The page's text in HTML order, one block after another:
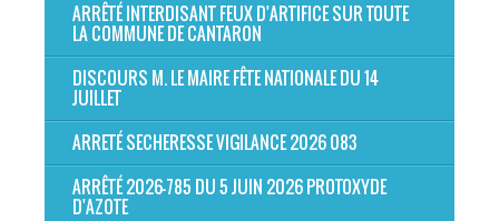
ARRÊTÉ INTERDISANT FEUX D'ARTIFICE SUR TOUTE
LA COMMUNE DE CANTARON
DISCOURS M. LE MAIRE FÊTE NATIONALE DU 14
JUILLET
ARRETÉ SECHERESSE VIGILANCE 2026 083
ARRÊTÉ 2026-785 DU 5 JUIN 2026 PROTOXYDE
D'AZOTE